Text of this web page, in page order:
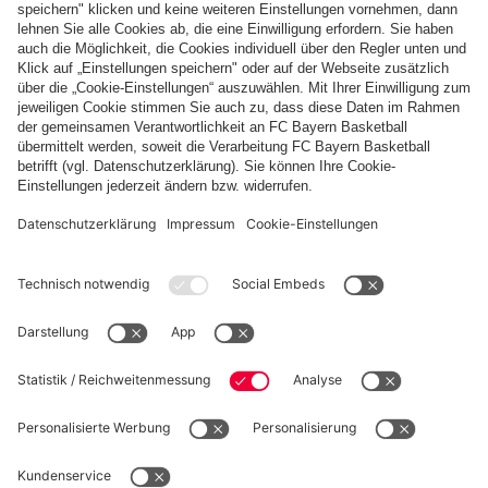
Zahlung & Lieferung
FC Bayern Store App
WIDERRUF
Datenschutz
Cookie Details